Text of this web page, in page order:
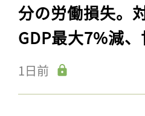
分の労働損失。
GDP最大7%減
1日前